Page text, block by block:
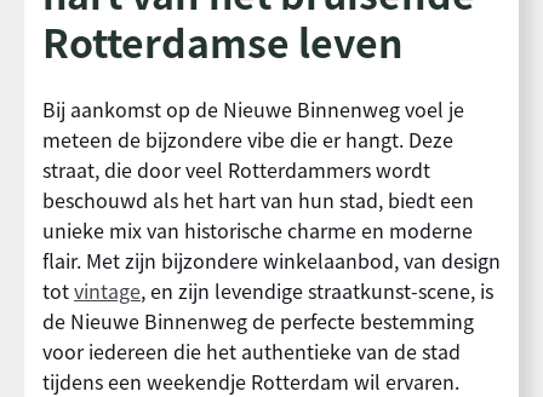
Rotterdamse leven
Bij aankomst op de Nieuwe Binnenweg voel je
meteen de bijzondere vibe die er hangt. Deze
straat, die door veel Rotterdammers wordt
beschouwd als het hart van hun stad, biedt een
unieke mix van historische charme en moderne
flair. Met zijn bijzondere winkelaanbod, van design
totvintage, en zijn levendige straatkunst-scene, is
de Nieuwe Binnenweg de perfecte bestemming
voor iedereen die het authentieke van de stad
tijdens een weekendje Rotterdam wil ervaren.